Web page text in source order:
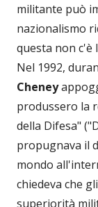
militante può
nazionalismo
questa non c'è
Nel 1992,
Cheney
produssero la
della Difesa"
propugnava il
mondo
chiedeva che
superiorità